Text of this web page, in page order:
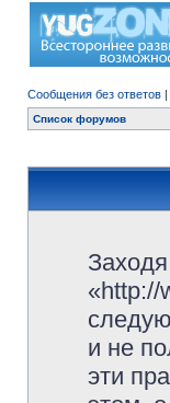
Сообщения без ответов |
Список форумов
«http://
и не
эти